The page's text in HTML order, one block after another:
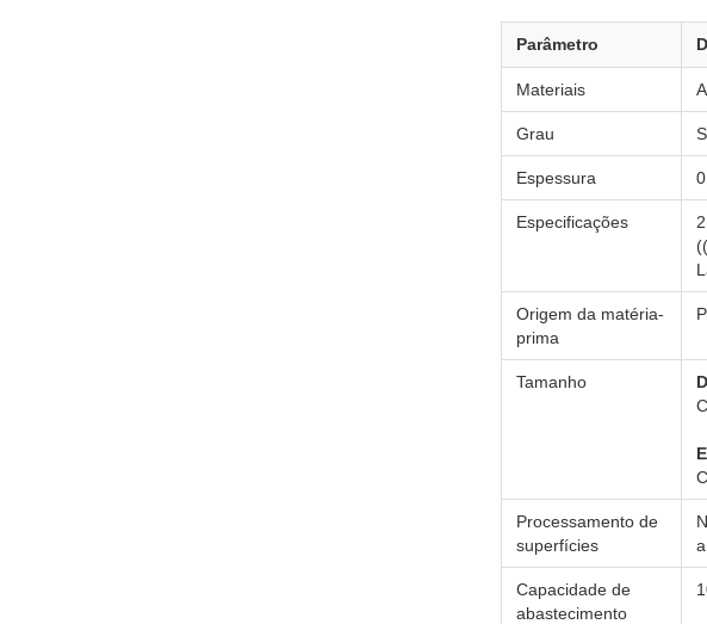
Parâmetro
Materiais
Grau
Espessura
Especificações
Origem da matéria-
prima
Tamanho
Processamento de
superfícies
Capacidade de
abastecimento